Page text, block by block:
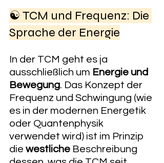
☯️ TCM und Frequenz: Die
Sprache der Energie
In der TCM geht es ja
ausschließlich um Energie und
Bewegung. Das Konzept der
Frequenz und Schwingung (wie
es in der modernen Energetik
oder Quantenphysik
verwendet wird) ist im Prinzip
die westliche Beschreibung